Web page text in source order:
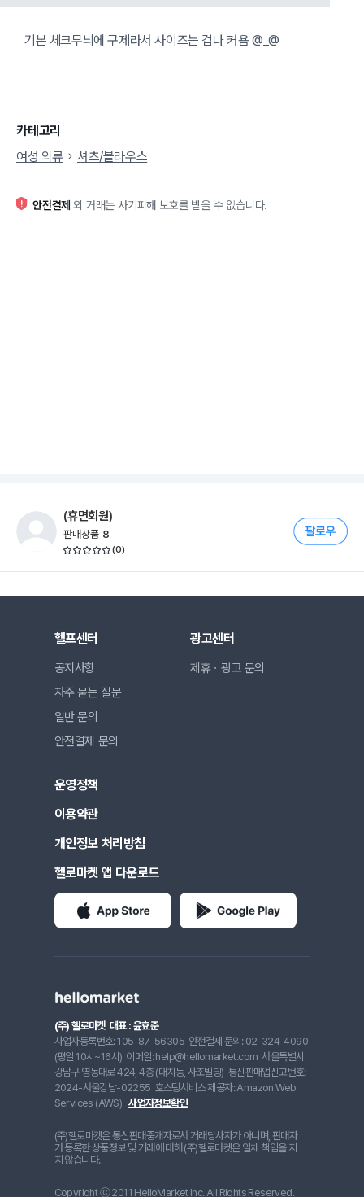
기본 체크무늬에 구제라서 사이즈는 겁나 커욤 @_@
카테고리
여성 의류
셔츠/블라우스
안전결제 외 거래는 사기피해 보호를 받을 수 없습니다.
(휴면회원)
판매상품 8
(0)
헬프센터
공지사항
자주 묻는 질문
일반 문의
안전결제 문의
광고센터
제휴ㆍ광고 문의
운영정책
이용약관
개인정보 처리방침
헬로마켓 앱 다운로드
(주) 헬로마켓 대표 : 윤효준
사업자등록번호: 105-87-56305 안전결제 문의: 02-324-4090
(평일 10시~16시) 이메일: help@hellomarket.com 서울특별시
강남구 영동대로 424, 4층 (대치동, 사조빌딩) 통신판매업신고번호:
2024-서울강남-02255 호스팅서비스 제공자: Amazon Web
Services (AWS) 사업자정보확인
(주)헬로마켓은 통신판매중개자로서 거래당사자가 아니며, 판매자
가 등록한 상품정보 및 거래에 대해 (주)헬로마켓은 일체 책임을 지
지 않습니다.
Copyright ⓒ 2011 HelloMarket Inc. All Rights Reserved.